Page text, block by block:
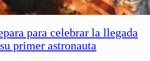
para celebrar la llegada
primer astronauta